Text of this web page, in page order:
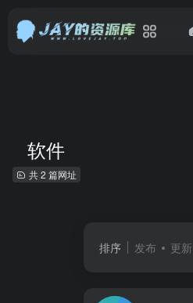
软件
共 2 篇网址
排序 发布 更新